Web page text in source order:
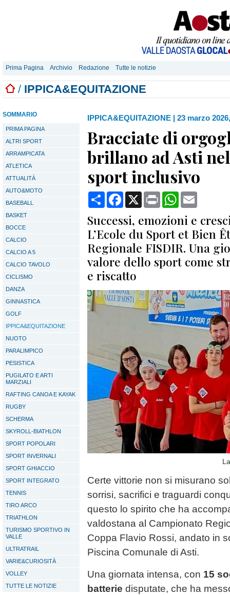
Prima Pagina Archivio Redazione Tutte le notizie
/ IPPICA&EQUITAZIONE
SOMMARIO
PRIMA PAGINA
ALTRI SPORT
ARRAMPICATA
ATLETICA
ATTUALITÀ
AUTO&MOTO
BASEBALL
BASKET
BOCCE
CALCIO
CALCIO A 5
CALCIO TAVOLO
CICLISMO
DANZA
GINNASTICA
GOLF
IPPICA&EQUITAZIONE
NUOTO
PARALIMPICO
PESISTICA
PUGILATO E ARTI
MARZIALI
RAFTING CANOA E KAYAK
RUGBY
SCHERMA
SKYROLL-BIATHLON
SPORT POPOLARI
SPORT INVERNALI
SPORT GHIACCIO
SPORT INTEGRATO
TENNIS
TIRO ARCO
TRIATHLON
TURISMO SPORTIVO IN
VALLE
ULTRATRAIL
VARIE&CURIOSITÀ
VOLLEY
TUTTE LE NOTIZIE
IPPICA&EQUITAZIONE | 23 marzo
Bracciate di
brillano ad Asti
sport inclusivo
CondividiFacebook
X Print WhatsApp
Successi, emozioni e
L’Ecole du Sport et Bien
Regionale FISDIR. Una
valore dello sport come
e riscatto
Certe vittorie non si misurano
sorrisi, sacrifici e traguardi
questo lo spirito che ha
valdostana al Campionato
Coppa Flavio Rossi, andato in
Piscina Comunale di Asti.
Una giornata intensa, con 15
batterie disputate, che ha